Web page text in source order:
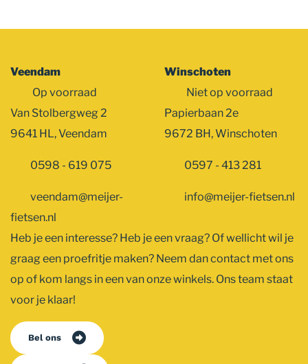
Veendam
Op voorraad
Van Stolbergweg 2
9641 HL, Veendam
0598 - 619 075
veendam@meijer-
fietsen.nl
Winschoten
Niet op voorraad
Papierbaan 2e
9672 BH, Winschoten
0597 - 413 281
info@meijer-fietsen.nl
Heb je een interesse? Heb je een vraag? Of wellicht wil je
graag een proefritje maken? Neem dan contact met ons
op of kom langs in een van onze winkels. Ons team staat
voor je klaar!
Bel ons